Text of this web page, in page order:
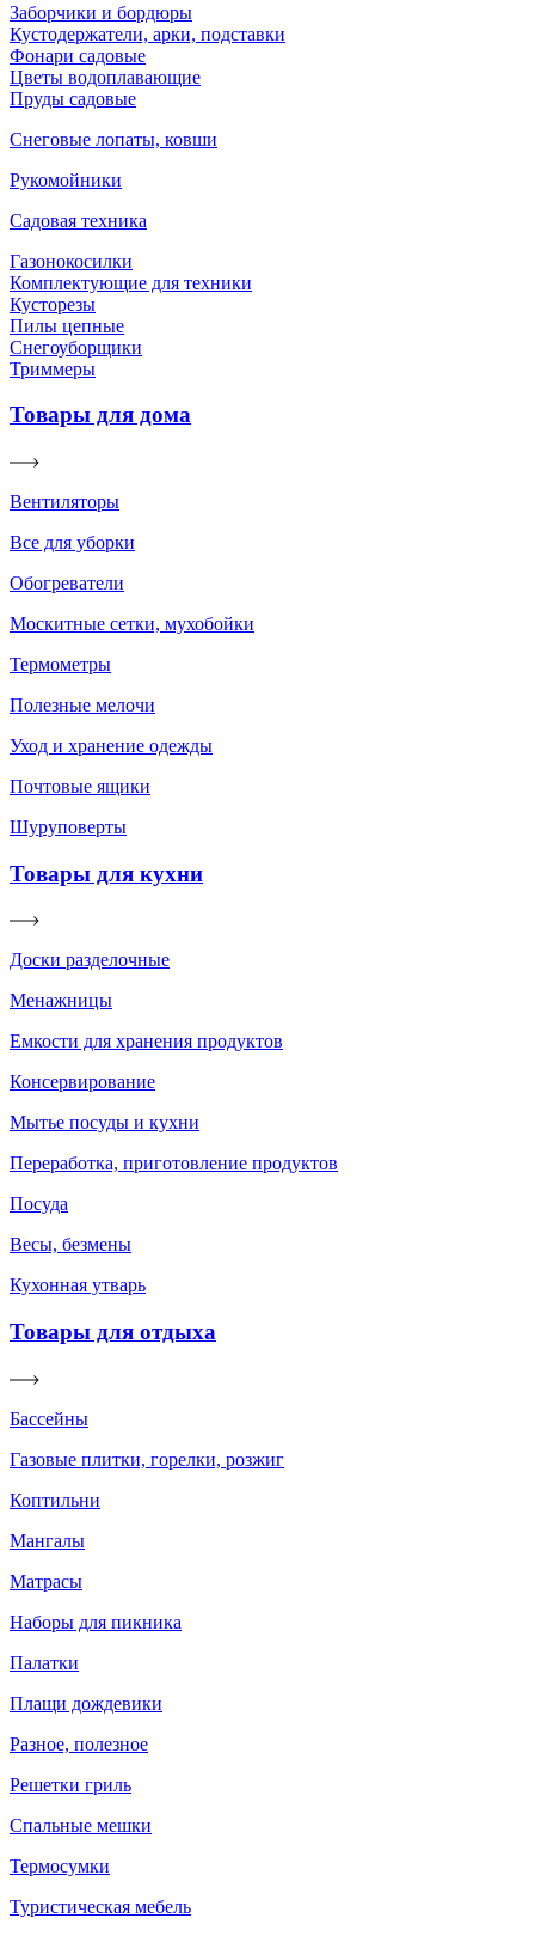
Заборчики и бордюры
Кустодержатели, арки, подставки
Фонари садовые
Цветы водоплавающие
Пруды садовые
Снеговые лопаты, ковши
Рукомойники
Садовая техника
Газонокосилки
Комплектующие для техники
Кусторезы
Пилы цепные
Снегоуборщики
Триммеры
Товары для дома
Вентиляторы
Все для уборки
Обогреватели
Москитные сетки, мухобойки
Термометры
Полезные мелочи
Уход и хранение одежды
Почтовые ящики
Шуруповерты
Товары для кухни
Доски разделочные
Менажницы
Емкости для хранения продуктов
Консервирование
Мытье посуды и кухни
Переработка, приготовление продуктов
Посуда
Весы, безмены
Кухонная утварь
Товары для отдыха
Бассейны
Газовые плитки, горелки, розжиг
Коптильни
Мангалы
Матрасы
Наборы для пикника
Палатки
Плащи дождевики
Разное, полезное
Решетки гриль
Спальные мешки
Термосумки
Туристическая мебель